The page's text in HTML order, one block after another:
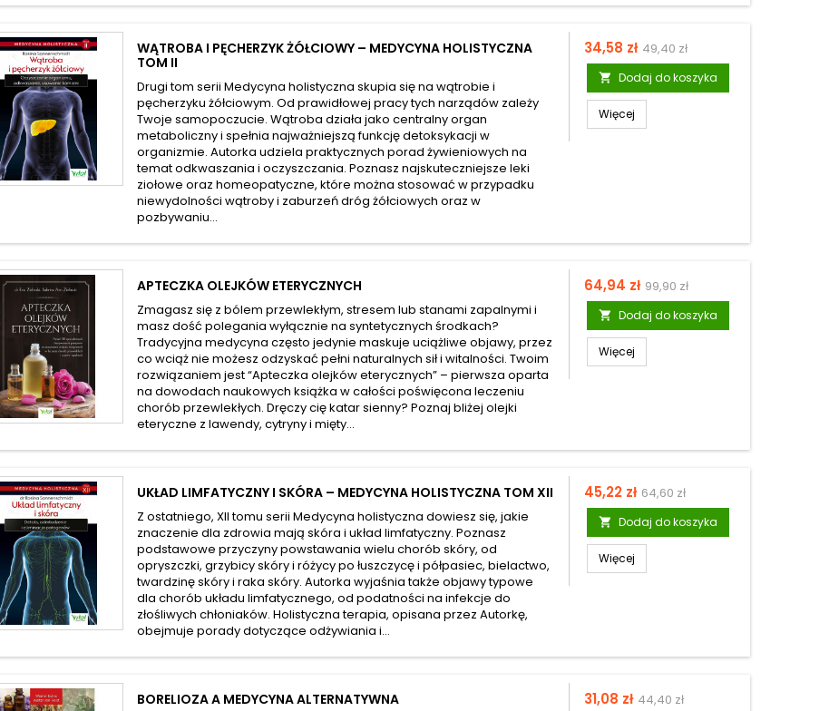
WĄTROBA I PĘCHERZYK ŻÓŁCIOWY – MEDYCYNA HOLISTYCZNA
TOM II
Drugi tom serii Medycyna holistyczna skupia się na wątrobie i
pęcherzyku żółciowym. Od prawidłowej pracy tych narządów zależy
Twoje samopoczucie. Wątroba działa jako centralny organ
metaboliczny i spełnia najważniejszą funkcję detoksykacji w
organizmie. Autorka udziela praktycznych porad żywieniowych na
temat odkwaszania i oczyszczania. Poznasz najskuteczniejsze leki
ziołowe oraz homeopatyczne, które można stosować w przypadku
niewydolności wątroby i zaburzeń dróg żółciowych oraz w
pozbywaniu...
Cena
34,58 zł Cena
podstawowa
49,40 zł
 Dodaj do koszyka
Więcej
APTECZKA OLEJKÓW ETERYCZNYCH
Zmagasz się z bólem przewlekłym, stresem lub stanami zapalnymi i
masz dość polegania wyłącznie na syntetycznych środkach?
Tradycyjna medycyna często jedynie maskuje uciążliwe objawy, przez
co wciąż nie możesz odzyskać pełni naturalnych sił i witalności. Twoim
rozwiązaniem jest “Apteczka olejków eterycznych” – pierwsza oparta
na dowodach naukowych książka w całości poświęcona leczeniu
chorób przewlekłych. Dręczy cię katar sienny? Poznaj bliżej olejki
eteryczne z lawendy, cytryny i mięty...
Cena
64,94 zł Cena
podstawowa
99,90 zł
 Dodaj do koszyka
Więcej
UKŁAD LIMFATYCZNY I SKÓRA – MEDYCYNA HOLISTYCZNA TOM XII
Z ostatniego, XII tomu serii Medycyna holistyczna dowiesz się, jakie
znaczenie dla zdrowia mają skóra i układ limfatyczny. Poznasz
podstawowe przyczyny powstawania wielu chorób skóry, od
opryszczki, grzybicy skóry i różycy po łuszczycę i półpasiec, bielactwo,
twardzinę skóry i raka skóry. Autorka wyjaśnia także objawy typowe
dla chorób układu limfatycznego, od podatności na infekcje do
złośliwych chłoniaków. Holistyczna terapia, opisana przez Autorkę,
obejmuje porady dotyczące odżywiania i...
Cena
45,22 zł Cena
podstawowa
64,60 zł
 Dodaj do koszyka
Więcej
BORELIOZA A MEDYCYNA ALTERNATYWNA Cena
31,08 zł Cena
44,40 zł